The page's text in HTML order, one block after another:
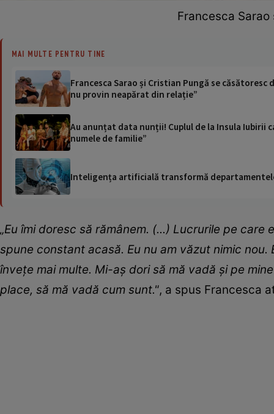
Francesca Sarao
MAI MULTE PENTRU TINE
Francesca Sarao și Cristian Pungă se
nu provin neapărat din relație”
Au anunțat data nunții! Cuplul de la Insula Iubirii
numele de familie”
Inteligența artificială transformă
„Eu îmi doresc să rămânem. (...) Lucrurile pe
spune constant acasă. Eu nu am văzut nimic
învețe mai multe. Mi-aș dori să mă vadă și pe
place, să mă vadă cum sunt.", a spus Francesca